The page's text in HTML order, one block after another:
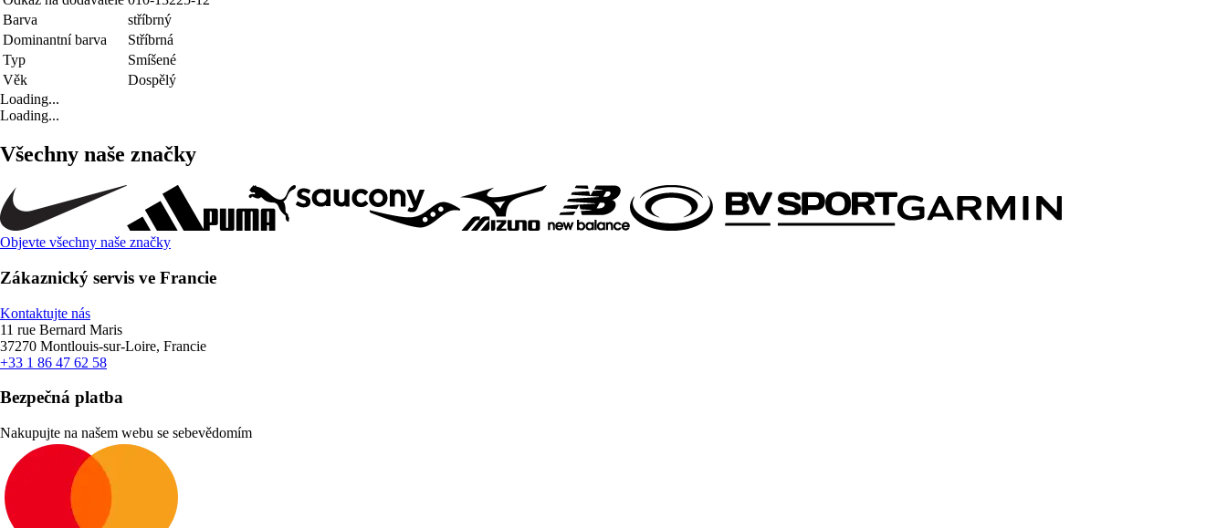
Barva
stříbrný
Dominantní barva
Stříbrná
Typ
Smíšené
Věk
Dospělý
Loading...
Loading...
Všechny naše značky
Objevte všechny naše značky
Zákaznický servis ve Francie
Kontaktujte nás
11 rue Bernard Maris
37270 Montlouis-sur-Loire, Francie
+33 1 86 47 62 58
Bezpečná platba
Nakupujte na našem webu se sebevědomím